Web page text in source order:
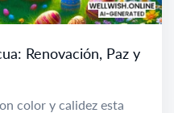
Renovación, Paz y
color y calidez esta